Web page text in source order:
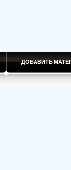
ДОБАВИТЬ